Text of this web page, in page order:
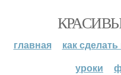
главная как
уроки